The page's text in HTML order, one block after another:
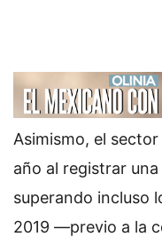
Asimismo, el
año al registrar una
superando incluso
2019 —previo a la